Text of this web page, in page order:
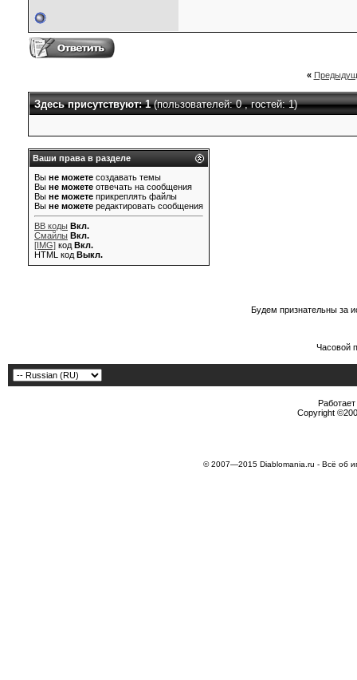
«
Здесь присутствуют: 1(пользователей: 0 , гостей: 1)
Ваши права в разделе
Вы не можете создавать темы
Вы не можете отвечать на сообщения
Вы не можете прикреплять файлы
Вы не можете редактировать сообщения
BB коды Вкл.
Смайлы Вкл.
[IMG] код Вкл.
HTML код Выкл.
Будем признательны за
Часовой
Copyright
© 2007—2015 Diablomania.ru - Всё об